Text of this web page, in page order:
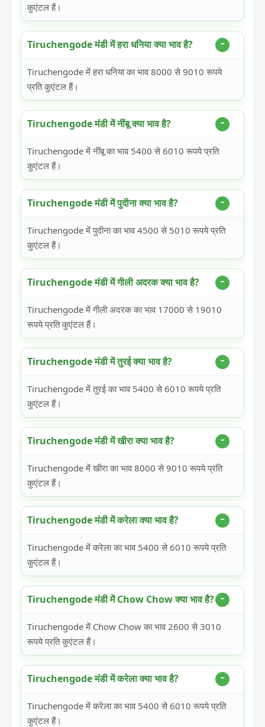
कुएंटल हैं।
Tiruchengode मंडी में हरा धनिया क्या भाव है?
Tiruchengode में हरा धनिया का भाव 8000 से 9010 रूपये
प्रति कुएंटल हैं।
Tiruchengode मंडी में नींबू क्या भाव है?
Tiruchengode में नींबू का भाव 5400 से 6010 रूपये प्रति
कुएंटल हैं।
Tiruchengode मंडी में पुदीना क्या भाव है?
Tiruchengode में पुदीना का भाव 4500 से 5010 रूपये प्रति
कुएंटल हैं।
Tiruchengode मंडी में गीली अदरक क्या भाव है?
Tiruchengode में गीली अदरक का भाव 17000 से 19010
रूपये प्रति कुएंटल हैं।
Tiruchengode मंडी में तुरई क्या भाव है?
Tiruchengode में तुरई का भाव 5400 से 6010 रूपये प्रति
कुएंटल हैं।
Tiruchengode मंडी में खीरा क्या भाव है?
Tiruchengode में खीरा का भाव 8000 से 9010 रूपये प्रति
कुएंटल हैं।
Tiruchengode मंडी में करेला क्या भाव है?
Tiruchengode में करेला का भाव 5400 से 6010 रूपये प्रति
कुएंटल हैं।
Tiruchengode मंडी में Chow Chow क्या भाव है?
Tiruchengode में Chow Chow का भाव 2600 से 3010
रूपये प्रति कुएंटल हैं।
Tiruchengode मंडी में करेला क्या भाव है?
Tiruchengode में करेला का भाव 5400 से 6010 रूपये प्रति
कुएंटल हैं।